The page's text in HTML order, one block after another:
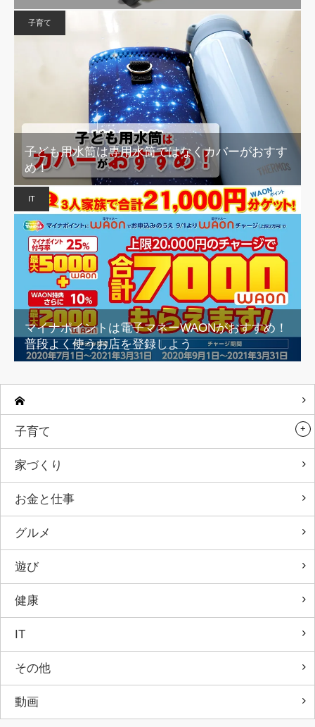
子育て
子ども用水筒は専用水筒ではなくカバーがおすす
め！
IT
マイナポイントは電子マネーWAONがおすすめ！
普段よく使うお店を登録しよう
子育て
家づくり
お金と仕事
グルメ
遊び
健康
IT
その他
動画